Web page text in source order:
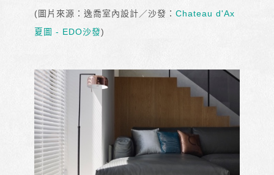
(圖片來源：逸喬室內設計／沙發： Chateau d'Ax
夏圖 - EDO沙發)